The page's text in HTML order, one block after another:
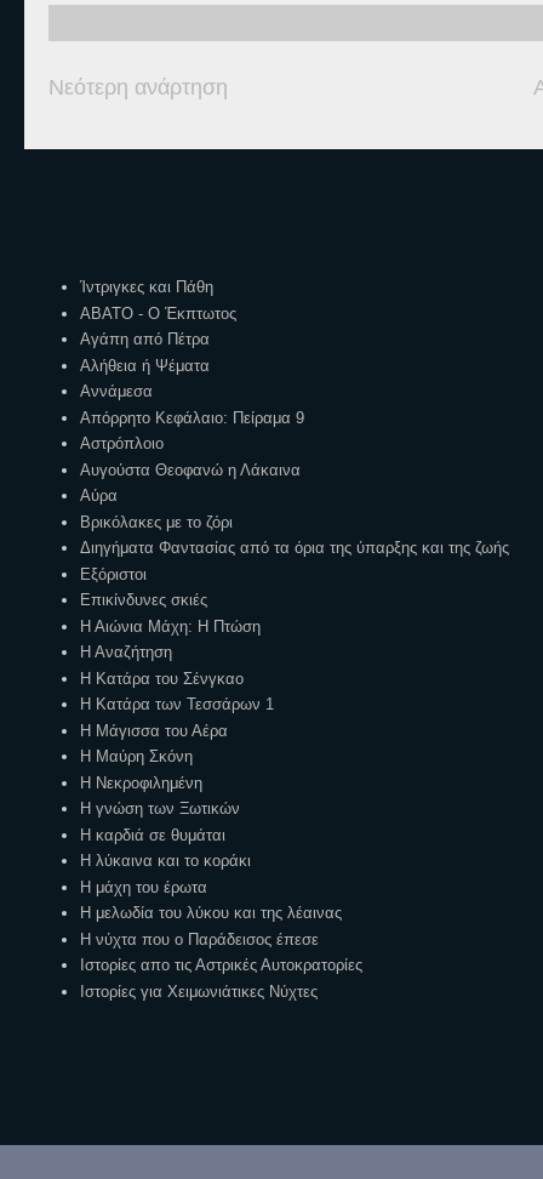
Νεότερη ανάρτηση
Ίντριγκες και Πάθη
ΑΒΑΤΟ - Ο Έκπτωτος
Αγάπη από Πέτρα
Αλήθεια ή Ψέματα
Αννάμεσα
Απόρρητο Κεφάλαιο: Πείραμα 9
Αστρόπλοιο
Αυγούστα Θεοφανώ η Λάκαινα
Αύρα
Βρικόλακες με το ζόρι
Διηγήματα Φαντασίας από τα όρια της ύπαρξης και της ζωής
Εξόριστοι
Επικίνδυνες σκιές
Η Αιώνια Μάχη: Η Πτώση
Η Αναζήτηση
Η Κατάρα του Σένγκαο
Η Κατάρα των Τεσσάρων 1
Η Μάγισσα του Αέρα
Η Μαύρη Σκόνη
Η Νεκροφιλημένη
Η γνώση των Ξωτικών
Η καρδιά σε θυμάται
Η λύκαινα και το κοράκι
Η μάχη του έρωτα
Η μελωδία του λύκου και της λέαινας
Η νύχτα που ο Παράδεισος έπεσε
Ιστορίες απο τις Αστρικές Αυτοκρατορίες
Ιστορίες για Χειμωνιάτικες Νύχτες